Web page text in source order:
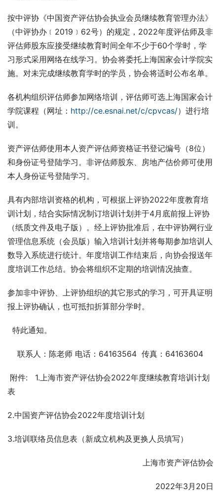
按中评协《中国资产评估协会执业会员继续教育管理办法》
（中评协办﹝2019﹞62号）的规定，2022年度评估师及非
评估师股东应接受继续教育时间全年不少于60个学时，学
习形式采用网络在线学习。协会将委托上海国家会计学院实
施。对未完成继续教育学时的学员，协会将适时公布名单。
各机构组织评估师参加网络培训，评估师可选上海国家会计
学院课程（网址： http://ce.esnai.net/c/cpvcas/）进行培
训。
资产评估师使用本人资产评估师资格证书登记编号（8位）
和身份证号登陆学习。非评估师股东、房地产估价师可使用
本人身份证号登陆学习。
具有内部培训资格的机构，可根据上评协2022年度教育培
训计划，结合实际情况制订培训计划并于4月底前报上评协
（纸质文件及电子版）。经上评协批准后，在中评协网行业
管理信息系统（会员版）输入培训计划并将每期参加培训人
数导入系统进行统计。年度培训工作结束后，向协会报送年
度培训工作总结。协会将组织不定期的培训情况抽查。
参加非中评协、上评协组织的其它形式的学习，可开具证明
报上评协确认，也可抵扣折算部分学时。
特此通知。
联系人：陈老师 电话：64163564  传真：64163604
附件:   1.上海市资产评估协会2022年度继续教育培训计划
表
2.中国资产评估协会2022年度培训计划
3.培训联络员信息表（新成立机构及更换人员填写）
上海市资产评估协会
2022年3月20日